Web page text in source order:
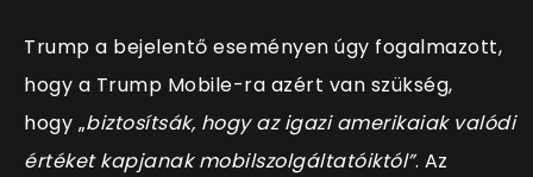
Trump a bejelentő eseményen úgy fogalmazott,
hogy a Trump Mobile-ra azért van szükség,
hogy „biztosítsák, hogy az igazi amerikaiak valódi
értéket kapjanak mobilszolgáltatóiktól”. Az